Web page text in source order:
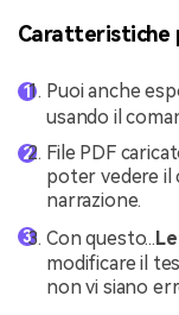
Caratteristiche
Puoi anche
usando il
File PDF
poter vedere
narrazione.
Con questo...
modificare il
non vi siano